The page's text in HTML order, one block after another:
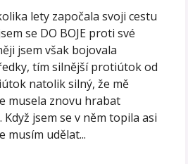
lety započala svoji cestu
se DO BOJE proti své
jsem však bojovala
tím silnější protiútok od
natolik silný, že mě
musela znovu hrabat
jsem se v něm topila asi
musím udělat...